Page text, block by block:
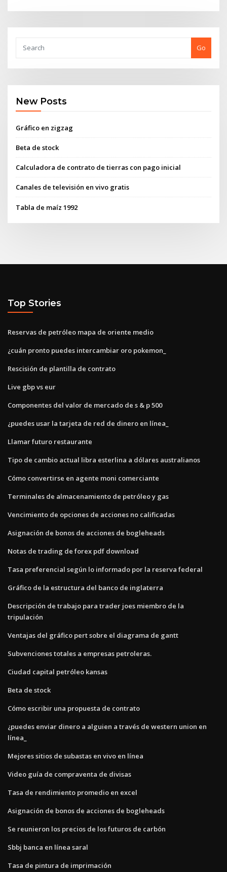
Go
New Posts
Gráfico en zigzag
Beta de stock
Calculadora de contrato de tierras con pago inicial
Canales de televisión en vivo gratis
Tabla de maíz 1992
Top Stories
Reservas de petróleo mapa de oriente medio
¿cuán pronto puedes intercambiar oro pokemon_
Rescisión de plantilla de contrato
Live gbp vs eur
Componentes del valor de mercado de s & p 500
¿puedes usar la tarjeta de red de dinero en línea_
Llamar futuro restaurante
Tipo de cambio actual libra esterlina a dólares australianos
Cómo convertirse en agente moni comerciante
Terminales de almacenamiento de petróleo y gas
Vencimiento de opciones de acciones no calificadas
Asignación de bonos de acciones de bogleheads
Notas de trading de forex pdf download
Tasa preferencial según lo informado por la reserva federal
Gráfico de la estructura del banco de inglaterra
Descripción de trabajo para trader joes miembro de la
tripulación
Ventajas del gráfico pert sobre el diagrama de gantt
Subvenciones totales a empresas petroleras.
Ciudad capital petróleo kansas
Beta de stock
Cómo escribir una propuesta de contrato
¿puedes enviar dinero a alguien a través de western union en
línea_
Mejores sitios de subastas en vivo en línea
Video guía de compraventa de divisas
Tasa de rendimiento promedio en excel
Asignación de bonos de acciones de bogleheads
Se reunieron los precios de los futuros de carbón
Sbbj banca en línea saral
Tasa de pintura de imprimación